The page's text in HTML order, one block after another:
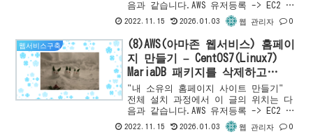
음과 같습니다.AWS 유저등록 -> EC2 인
스턴스 등록 -> EC2 인스턴스 확인 -
>PHP7설치 -> Apache HTTP Server
설...
2022.11.15 2026.01.03 웹 관리자 0
웹서비스구축
(8)AWS(아마존 웹서비스) 홈페이
지 만들기 – CentOS7(Linux7)
MariaDB 패키지를 삭제하고
MySQL 패키지를 설치하기
"내 소유의 홈페이지 사이트 만들기"
전체 설치 과정에서 이 글의 위치는 다
음과 같습니다.AWS 유저등록 -> EC2 인
스턴스 등록 -> EC2 인스턴스 확인 ->
PHP7설치 -> Apache HTTP Server...
2022.11.15 2026.01.03 웹 관리자 0